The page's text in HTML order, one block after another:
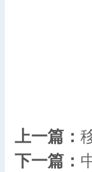
上一篇：
下一篇：